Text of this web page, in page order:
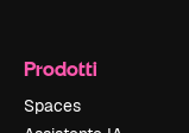
Prodotti
Spaces